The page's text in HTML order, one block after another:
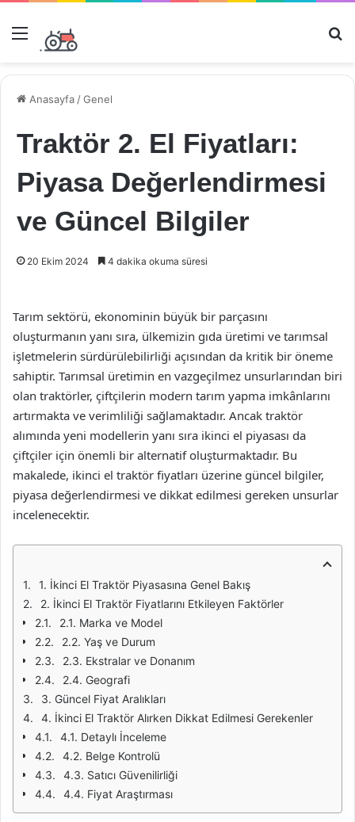
Menü
Anasayfa /Genel
Traktör 2. El Fiyatları:
Piyasa Değerlendirmesi
ve Güncel Bilgiler
20 Ekim 2024 4 dakika okuma süresi
Tarım sektörü, ekonominin büyük bir parçasını
oluşturmanın yanı sıra, ülkemizin gıda üretimi ve tarımsal
işletmelerin sürdürülebilirliği açısından da kritik bir öneme
sahiptir. Tarımsal üretimin en vazgeçilmez unsurlarından biri
olan traktörler, çiftçilerin modern tarım yapma imkânlarını
artırmakta ve verimliliği sağlamaktadır. Ancak traktör
alımında yeni modellerin yanı sıra ikinci el piyasası da
çiftçiler için önemli bir alternatif oluşturmaktadır. Bu
makalede, ikinci el traktör fiyatları üzerine güncel bilgiler,
piyasa değerlendirmesi ve dikkat edilmesi gereken unsurlar
incelenecektir.
1. İkinci El Traktör Piyasasına Genel Bakış
2. İkinci El Traktör Fiyatlarını Etkileyen Faktörler
2.1. Marka ve Model
2.2. Yaş ve Durum
2.3. Ekstralar ve Donanım
2.4. Geografi
3. Güncel Fiyat Aralıkları
4. İkinci El Traktör Alırken Dikkat Edilmesi Gerekenler
4.1. Detaylı İnceleme
4.2. Belge Kontrolü
4.3. Satıcı Güvenilirliği
4.4. Fiyat Araştırması